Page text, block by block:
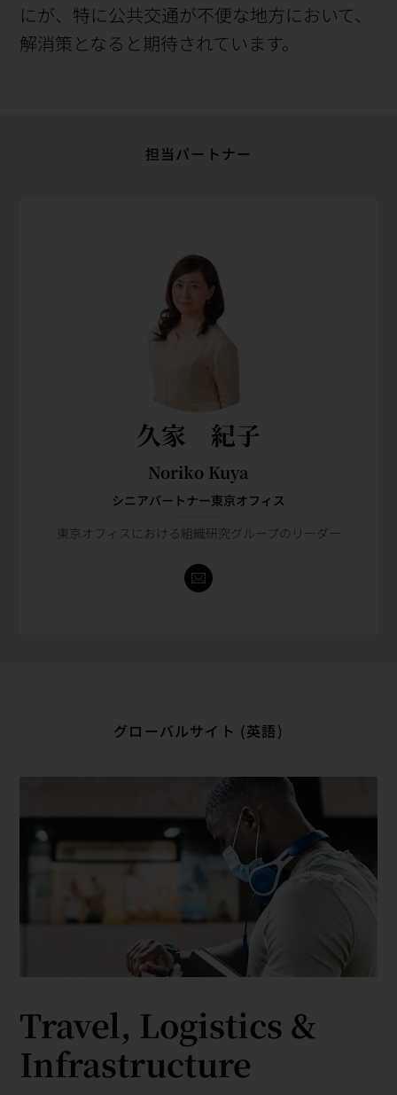
にが、特に公共交通が不便な地方において、
解消策となると期待されています。
担当パートナー
久家 紀子
Noriko Kuya
シニアパートナー東京オフィス
東京オフィスにおける組織研究グループのリーダー
グローバルサイト (英語)
Travel, Logistics &
Infrastructure